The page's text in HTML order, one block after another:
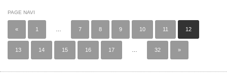
PAGE NAVI
« 1 7 8 9 10 11 12
13 14 15 16 17 32 »